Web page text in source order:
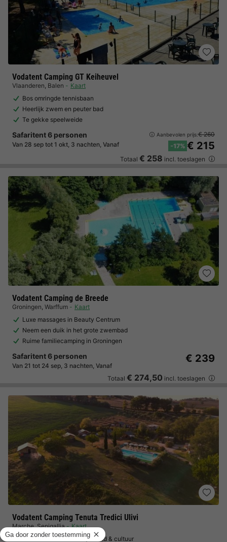
Vodatent Camping GT Keiheuvel
Vlaanderen, Balen
Kaart
Bos omringde tennisbaan
Heerlijk zwem en peuter bad
Te gekke speelweide
Safaritent 6 personen
Van 28 sep tot 1 okt, 3 nachten, Vanaf
Aanbevolen prijs:€ 260
-17% € 215
Totaal € 258 incl. toeslagen
Vodatent Camping de Breede
Groningen, Warffum
Kaart
Luxe massages in Beauty Centrum
Neem een duik in het grote zwembad
Ruime familiecamping in Groningen
Safaritent 6 personen
Van 21 tot 24 sep, 3 nachten, Vanaf
€ 239
Totaal € 274,50 incl. toeslagen
Vodatent Camping Tenuta Tredici Ulivi
Marche,Senigallia
Kaart
Fantastische locatie bij strand & cultuur